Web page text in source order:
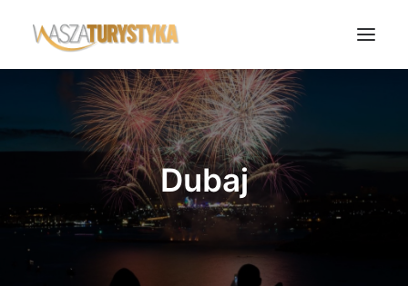
Księga wspomnień
Biura podróży
Noclegi
Polska
Świat
Dubaj